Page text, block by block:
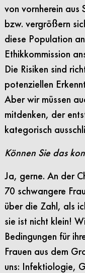
von vornherein aus
bzw. vergrößern
diese Population
Ethikkommission
Die Risiken sind
potenziellen
Aber wir müssen
mitdenken, der
kategorisch
Können Sie das
Ja, gerne. An der
70 schwangere
über die Zahl, als
sie ist nicht klein!
Bedingungen für
Frauen aus dem
uns: Infektiologie,